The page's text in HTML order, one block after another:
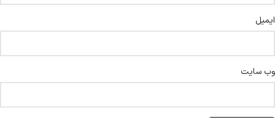
ایمیل
وب‌ سایت